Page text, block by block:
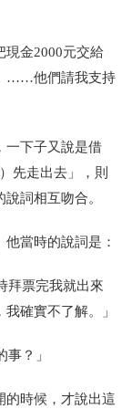
現金2000元交給
……他們請我支持
一下子又說是借
先走出去」
，則
詞相互吻合。
當時的說詞是：
拜票完我就出來
確實不了解。」
事？」
的時候，才說出這